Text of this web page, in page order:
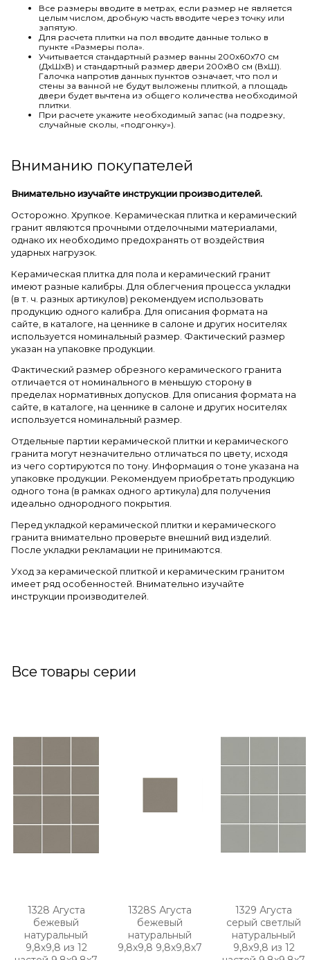
Все размеры вводите в метрах, если размер не является
целым числом, дробную часть вводите через точку или
запятую.
Для расчета плитки на пол вводите данные только в
пункте «Размеры пола».
Учитывается стандартный размер ванны 200х60х70 см
(ДхШхВ) и стандартный размер двери 200х80 см (ВхШ).
Галочка напротив данных пунктов означает, что пол и
стены за ванной не будут выложены плиткой, а площадь
двери будет вычтена из общего количества необходимой
плитки.
При расчете укажите необходимый запас (на подрезку,
случайные сколы, «подгонку»).
Вниманию покупателей
Внимательно изучайте инструкции производителей.
Осторожно. Хрупкое. Керамическая плитка и керамический
гранит являются прочными отделочными материалами,
однако их необходимо предохранять от воздействия
ударных нагрузок.
Керамическая плитка для пола и керамический гранит
имеют разные калибры. Для облегчения процесса укладки
(в т. ч. разных артикулов) рекомендуем использовать
продукцию одного калибра. Для описания формата на
сайте, в каталоге, на ценнике в салоне и других носителях
используется номинальный размер. Фактический размер
указан на упаковке продукции.
Фактический размер обрезного керамического гранита
отличается от номинального в меньшую сторону в
пределах нормативных допусков. Для описания формата на
сайте, в каталоге, на ценнике в салоне и других носителях
используется номинальный размер.
Отдельные партии керамической плитки и керамического
гранита могут незначительно отличаться по цвету, исходя
из чего сортируются по тону. Информация о тоне указана на
упаковке продукции. Рекомендуем приобретать продукцию
одного тона (в рамках одного артикула) для получения
идеально однородного покрытия.
Перед укладкой керамической плитки и керамического
гранита внимательно проверьте внешний вид изделий.
После укладки рекламации не принимаются.
Уход за керамической плиткой и керамическим гранитом
имеет ряд особенностей. Внимательно изучайте
инструкции производителей.
Все товары серии
1328 Агуста
бежевый
натуральный
9,8х9,8 из 12
1328S Агуста
бежевый
натуральный
9,8х9,8 9,8x9,8x7
1329 Агуста
серый светлый
натуральный
9,8х9,8 из 12